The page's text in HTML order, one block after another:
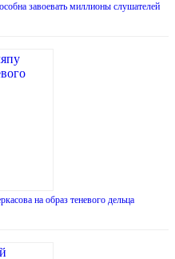
завоевать миллионы слушателей
на образ теневого дельца